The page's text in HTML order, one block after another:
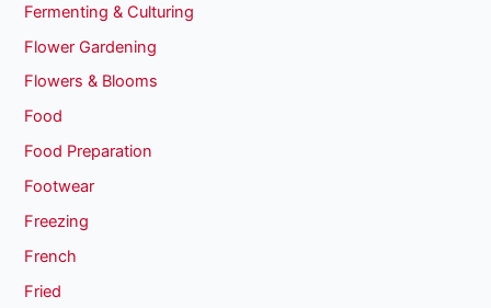
Fermenting & Culturing
Flower Gardening
Flowers & Blooms
Food
Food Preparation
Footwear
Freezing
French
Fried